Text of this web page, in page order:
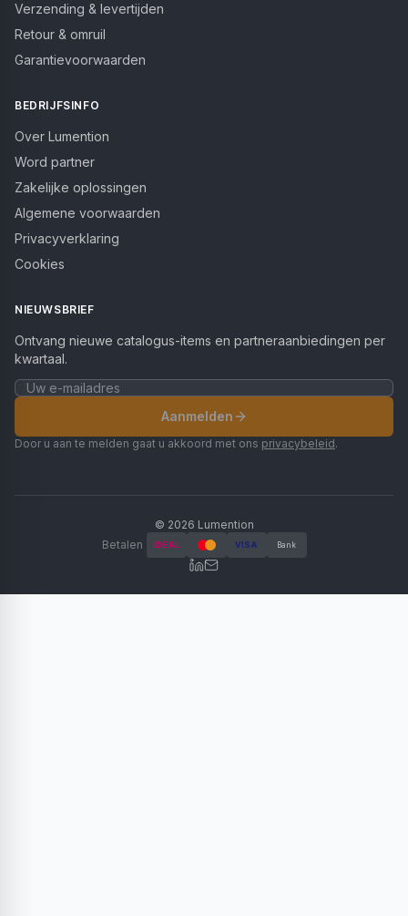
Verzending & levertijden
Retour & omruil
Garantievoorwaarden
BEDRIJFSINFO
Over Lumention
Word partner
Zakelijke oplossingen
Algemene voorwaarden
Privacyverklaring
Cookies
NIEUWSBRIEF
Ontvang nieuwe catalogus-items en partneraanbiedingen per
kwartaal.
Aanmelden
Door u aan te melden gaat u akkoord met ons privacybeleid.
© 2026 Lumention
Betalen
iDEAL VISA Bank